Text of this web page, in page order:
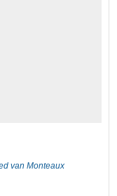
van Monteaux